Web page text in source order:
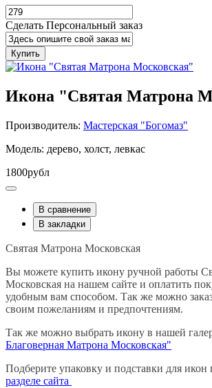
Сделать Персональный заказ
Купить
Икона "Святая Матрона
Производитель: Мастерская "Богомаз"
Модель: дерево, холст, левкас
1800рубл
В сравнение
В закладки
Святая Матрона Московская
Вы можете купить икону ручной работы
Московская на нашем сайте и оплатить
удобным вам способом. Так же можно
своим пожеланиям и предпочтениям.
Так же можно выбрать икону в нашей
Благоверная Матрона Московская"
Подберите упаковку и подставки для икон
разделе сайта